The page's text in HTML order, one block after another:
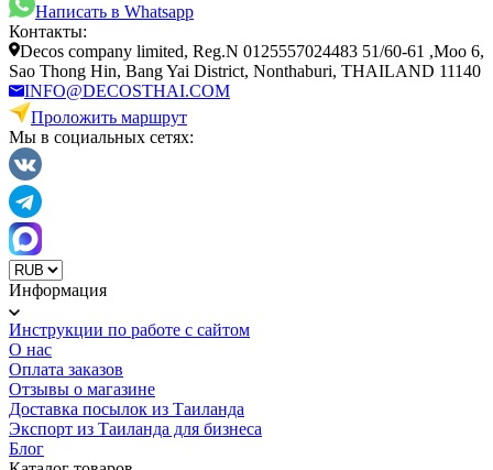
Написать в Whatsapp
Контакты:
Decos company limited, Reg.N 0125557024483 51/60-61 ,Moo 6,
Sao Thong Hin, Bang Yai District, Nonthaburi, THAILAND 11140
INFO@DECOSTHAI.COM
Проложить маршрут
Мы в социальных сетях:
Информация
Инструкции по работе с сайтом
О нас
Оплата заказов
Отзывы о магазине
Доставка посылок из Таиланда
Экспорт из Таиланда для бизнеса
Блог